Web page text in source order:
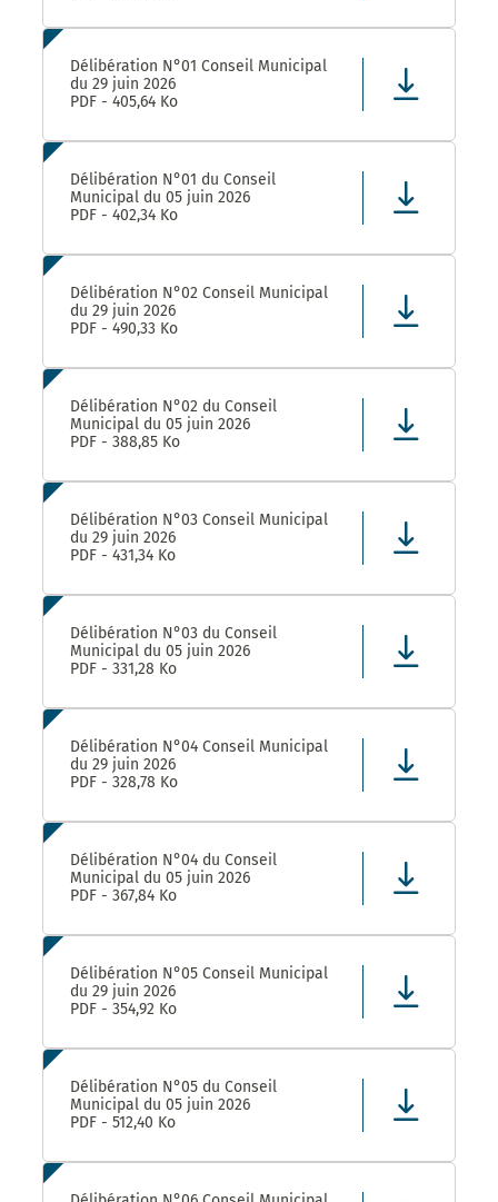
Délibération N°01 Conseil Municipal
du 29 juin 2026
PDF - 405,64 Ko
Délibération N°01 du Conseil
Municipal du 05 juin 2026
PDF - 402,34 Ko
Délibération N°02 Conseil Municipal
du 29 juin 2026
PDF - 490,33 Ko
Délibération N°02 du Conseil
Municipal du 05 juin 2026
PDF - 388,85 Ko
Délibération N°03 Conseil Municipal
du 29 juin 2026
PDF - 431,34 Ko
Délibération N°03 du Conseil
Municipal du 05 juin 2026
PDF - 331,28 Ko
Délibération N°04 Conseil Municipal
du 29 juin 2026
PDF - 328,78 Ko
Délibération N°04 du Conseil
Municipal du 05 juin 2026
PDF - 367,84 Ko
Délibération N°05 Conseil Municipal
du 29 juin 2026
PDF - 354,92 Ko
Délibération N°05 du Conseil
Municipal du 05 juin 2026
PDF - 512,40 Ko